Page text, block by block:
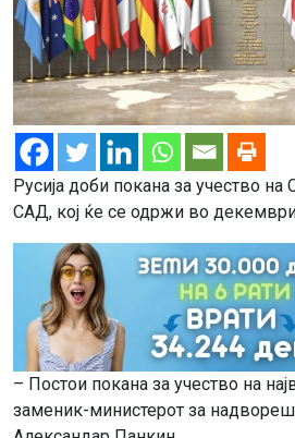
Русија доби покана за учество
САД, кој ќе се одржи во декември,
– Постои покана за учество на
заменик-министерот за